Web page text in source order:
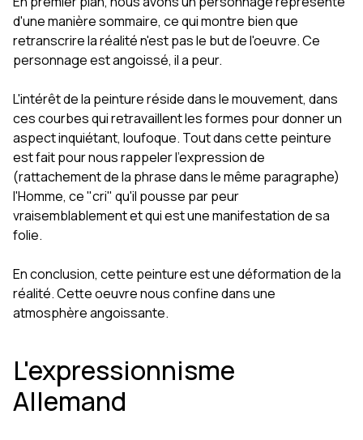
d'une manière sommaire, ce qui montre bien que
retranscrire la réalité n'est pas le but de l'oeuvre. Ce
personnage est angoissé, il a peur.
L'intérêt de la peinture réside dans le mouvement, dans
ces courbes qui retravaillent les formes pour donner un
aspect inquiétant, loufoque. Tout dans cette peinture
est fait pour nous rappeler l'expression de
(rattachement de la phrase dans le même paragraphe)
l'Homme, ce "cri" qu'il pousse par peur
vraisemblablement et qui est une manifestation de sa
folie.
En conclusion, cette peinture est une déformation de la
réalité. Cette oeuvre nous confine dans une
atmosphère angoissante.
L'expressionnisme
Allemand